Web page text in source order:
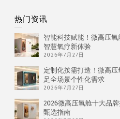
热门资讯
智能科技赋能！微高压
智慧氧疗新体验
2026年7月27日
定制化按需打造！微高
足全场景个性化需求
2026年7月27日
2026微高压氧舱十大品
甄选指南